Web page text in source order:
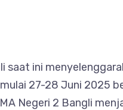
ini
27-28 Juni 2025
Negeri 2 Bangli